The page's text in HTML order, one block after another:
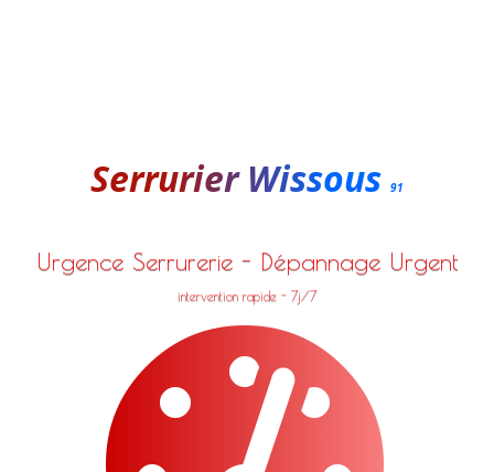
Serrurier Wissous 91
Urgence Serrurerie - Dépannage Urgent
intervention rapide - 7j/7